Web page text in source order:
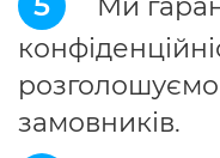
Ми
замовників.